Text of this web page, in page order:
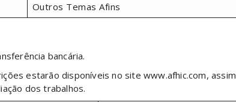
Outros Temas Afins
bancária.
estarão disponíveis no site www.afhic.com, assim
dos trabalhos.